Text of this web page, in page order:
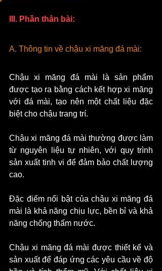
III. Phần thân bài:
A. Thông tin về chậu xi măng đá mài:
Chậu xi măng đá mài là sản phẩm
được tạo ra bằng cách kết hợp xi măng
với đá mài, tạo nên một chất liệu đặc
biệt cho chậu trang trí.
Chậu xi măng đá mài thường được làm
từ nguyên liệu tự nhiên, với quy trình
sản xuất tinh vi để đảm bảo chất lượng
cao.
Đặc điểm nổi bật của chậu xi măng đá
mài là khả năng chịu lực, bền bỉ và khả
năng chống thấm nước.
Chậu xi măng đá mài được thiết kế và
sản xuất để đáp ứng các yêu cầu về độ